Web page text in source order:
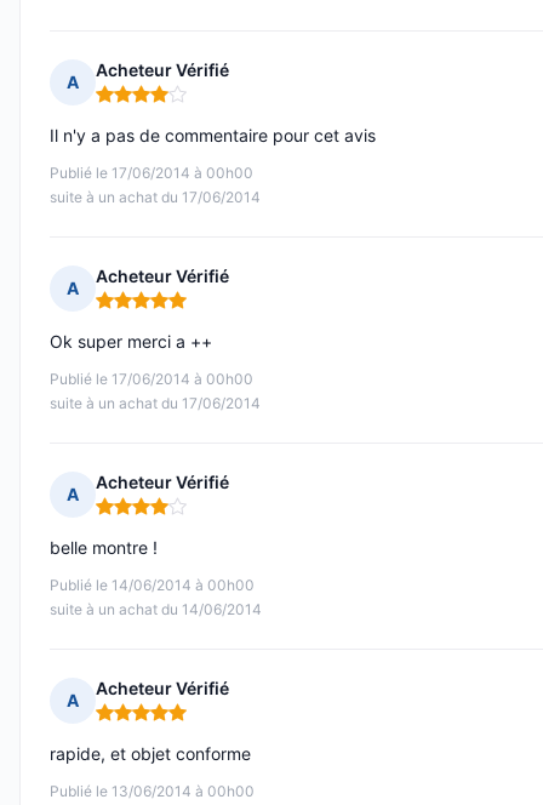
A
Acheteur Vérifié
Note : 4 sur 5
Publié le 17/06/2014 à 00h00
suite à un achat du 17/06/2014
Il n'y a pas de commentaire pour cet avis
A
Acheteur Vérifié
Note : 5 sur 5
Publié le 17/06/2014 à 00h00
suite à un achat du 17/06/2014
Ok super merci a ++
A
Acheteur Vérifié
Note : 4 sur 5
Publié le 14/06/2014 à 00h00
suite à un achat du 14/06/2014
belle montre !
A
Acheteur Vérifié
Note : 5 sur 5
Publié le 13/06/2014 à 00h00
rapide, et objet conforme